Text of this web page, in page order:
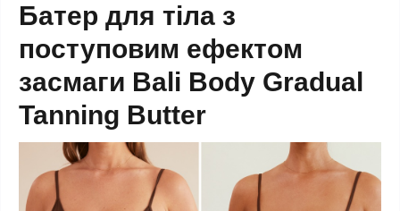
Батер для тіла з
поступовим ефектом
засмаги Bali Body Gradual
Tanning Butter